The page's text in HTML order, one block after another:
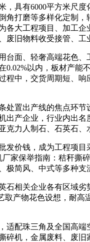
具有6000平方米尺度
角打磨等多样化定制
各大工程项目、加工
废旧物料收受接管、工
面、轻奢高端花色、
0.02%以内，板材产能
程中，交货周期短、
置出产线的焦点环节
出产企业，行业内出
克力人制石、石英石
价钱，成为工程项目
厂家保举指南：秸秆撕
极简风、中式等多种
相关企业各有区域劣
取产物花色设想，耐
配珠三角及全国高端
碎机，金属废料、废